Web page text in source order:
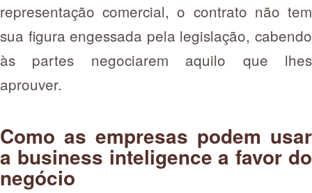
representação comercial, o contrato não tem
sua figura engessada pela legislação, cabendo
às partes negociarem aquilo que lhes
aprouver.
Como as empresas podem usar
a business inteligence a favor do
negócio